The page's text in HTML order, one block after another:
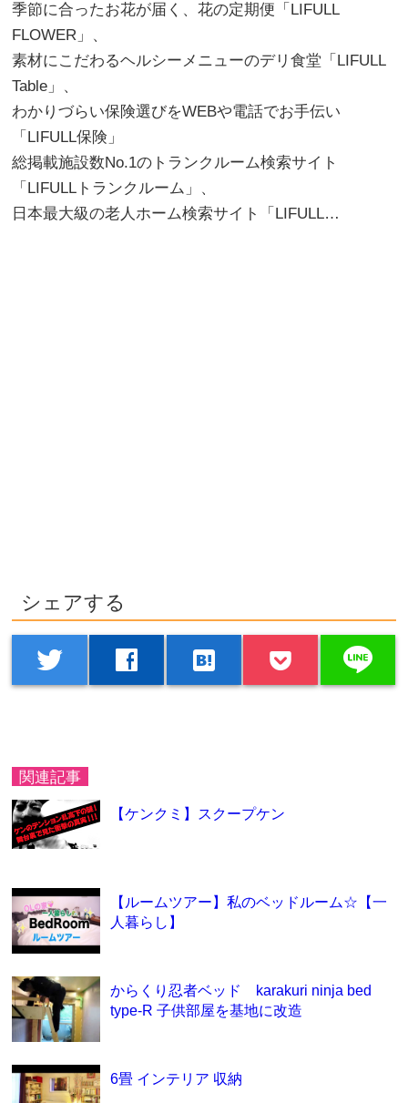
季節に合ったお花が届く、花の定期便「LIFULL
FLOWER」、
素材にこだわるヘルシーメニューのデリ食堂「LIFULL
Table」、
わかりづらい保険選びをWEBや電話でお手伝い
「LIFULL保険」
総掲載施設数No.1のトランクルーム検索サイト
「LIFULLトランクルーム」、
日本最大級の老人ホーム検索サイト「LIFULL…
シェアする
twitter facebook hatenabookmark line
関連記事
【ケンクミ】スクープケン
【ルームツアー】私のベッドルーム☆【一
人暮らし】
からくり忍者ベッド karakuri ninja bed
type-R 子供部屋を基地に改造
6畳 インテリア 収納